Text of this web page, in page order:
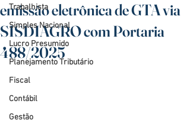
Trabalhista
Simples Nacional
Lucro Presumido
Planejamento Tributário
Fiscal
Contábil
Gestão
emissão eletrônica de GTA via
SISDIAGRO com Portaria
488/2025